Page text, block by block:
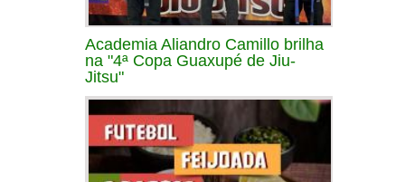
Academia Aliandro Camillo brilha
na "4ª Copa Guaxupé de Jiu-
Jitsu"